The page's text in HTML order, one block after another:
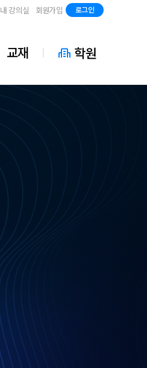
내 강의실 회원가입 로그인
교재 학원